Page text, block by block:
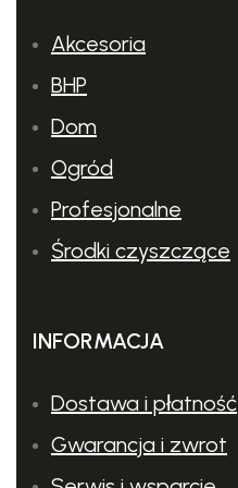
Akcesoria
BHP
Dom
Ogród
Profesjonalne
Środki czyszczące
INFORMACJA
Dostawa i płatność
Gwarancja i zwrot